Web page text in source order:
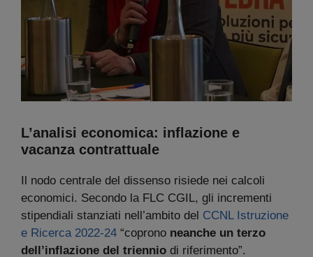
L’analisi economica: inflazione e
vacanza contrattuale
Il nodo centrale del dissenso risiede nei calcoli
economici. Secondo la FLC CGIL, gli incrementi
stipendiali stanziati nell’ambito del CCNL Istruzione
e Ricerca 2022-24 “coprono neanche un terzo
dell’inflazione del triennio di riferimento”.